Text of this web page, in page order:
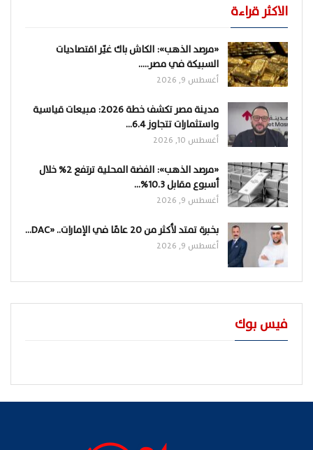
الاكثر قراءة
«مرصد الذهب»: الكاش باك غيّر اقتصاديات
السبيكة في مصر..…
أغسطس 9, 2026
مدينة مصر تكشف خطة 2026: مبيعات قياسية
واستثمارات تتجاوز 6.4…
أغسطس 10, 2026
«مرصد الذهب»: الفضة المحلية ترتفع 2% خلال
أسبوع مقابل 10.3%…
أغسطس 9, 2026
بخبرة تمتد لأكثر من 20 عامًا في الإمارات.. «DAC…
أغسطس 9, 2026
فيس بوك